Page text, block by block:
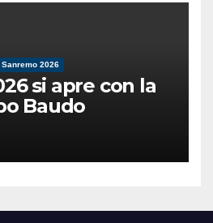
Sanremo 2026
si apre con la
Baudo